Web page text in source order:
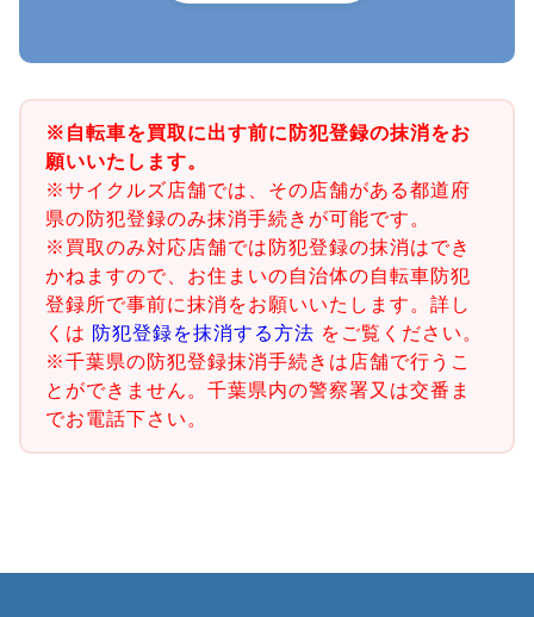
※自転車を買取に出す前に防犯登録の抹消をお
願いいたします。
※サイクルズ店舗では、その店舗がある都道府
県の防犯登録のみ抹消手続きが可能です。
※買取のみ対応店舗では防犯登録の抹消はでき
かねますので、お住まいの自治体の自転車防犯
登録所で事前に抹消をお願いいたします。詳し
くは 防犯登録を抹消する方法 をご覧ください。
※千葉県の防犯登録抹消手続きは店舗で行うこ
とができません。千葉県内の警察署又は交番ま
でお電話下さい。